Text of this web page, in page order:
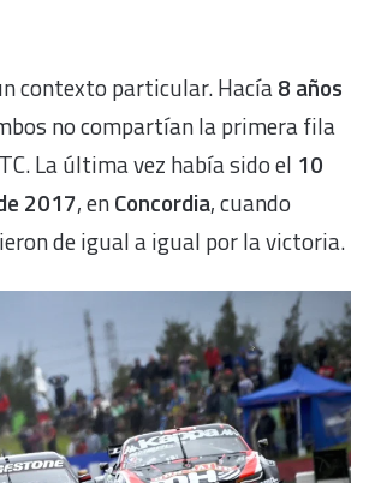
contexto particular. Hacía8 años
no compartían la primera fila
La última vez había sido el 10
2017, enConcordia, cuando
de igual a igual por la victoria.